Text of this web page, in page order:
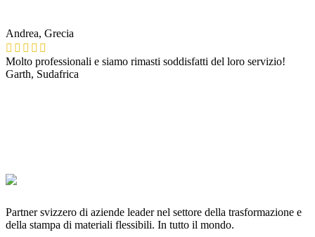
Andrea, Grecia
Molto professionali e siamo rimasti soddisfatti del loro servizio!
Garth, Sudafrica
Partner svizzero di aziende leader nel settore della trasformazione e
della stampa di materiali flessibili. In tutto il mondo.